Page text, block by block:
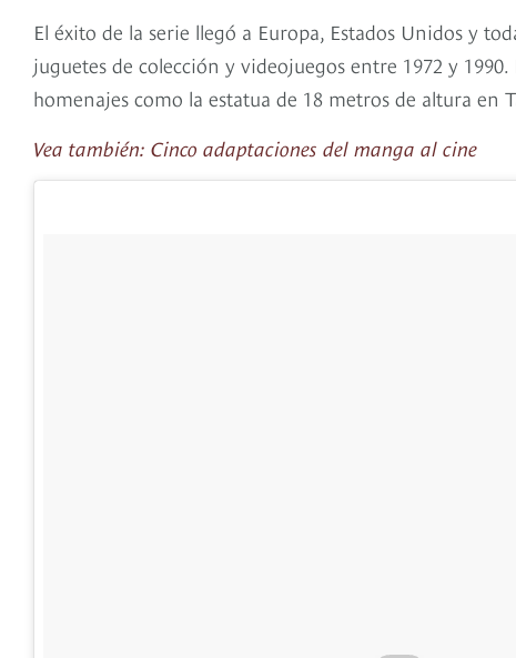
El éxito de la serie llegó a Europa, Estados Unidos y
juguetes de colección y videojuegos entre 1972 y
homenajes como la estatua de 18 metros de altura en
Vea también: Cinco adaptaciones del manga al cine